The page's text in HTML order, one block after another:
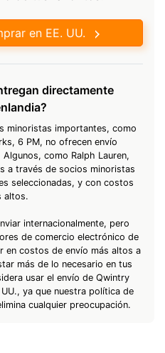
en EE. UU.
directamente
minoristas importantes, como
6 PM, no ofrecen envío
como Ralph Lauren,
a través de socios minoristas
seleccionadas, y con costos
altos.
internacionalmente, pero
de comercio electrónico de
en costos de envío más altos a
más de lo necesario en tus
usar el envío de Qwintry
ya que nuestra política de
cualquier preocupación.